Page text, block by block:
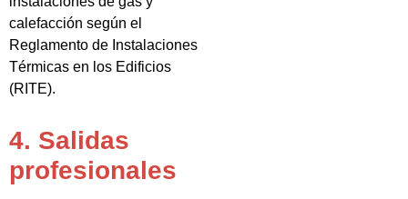
calefacción según el
Reglamento de Instalaciones
Térmicas en los Edificios
(RITE).
4. Salidas
profesionales